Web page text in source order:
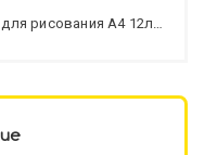
для рисования А4 12л.